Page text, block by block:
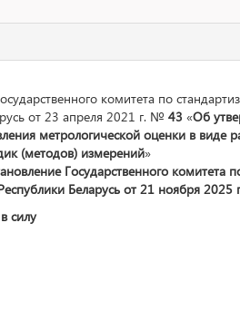
комитета по
от 23 апреля 2021 г. № 43 «Об
метрологической оценки в виде
(методов) измерений»
Государственного комитета
Беларусь от 21 ноября
силу